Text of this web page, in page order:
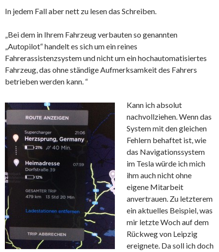
In jedem Fall aber nett zu lesen das Schreiben.
„Bei dem in Ihrem Fahrzeug verbauten so genannten
„Autopilot“ handelt es sich um ein reines
Fahrerassistenzsystem und nicht um ein hochautomatisiertes
Fahrzeug, das ohne ständige Aufmerksamkeit des Fahrers
betrieben werden kann. “
Kann ich absolut
nachvollziehen. Wenn das
System mit den gleichen
Fehlern behaftet ist, wie
das Navigationssystem
im Tesla würde ich mich
ihm auch nicht ohne
eigene Mitarbeit
anvertrauen. Zu letzterem
ein aktuelles Beispiel, was
mir letzte Woch auf dem
Rückweg von Leipzig
ereignete. Da soll ich doch